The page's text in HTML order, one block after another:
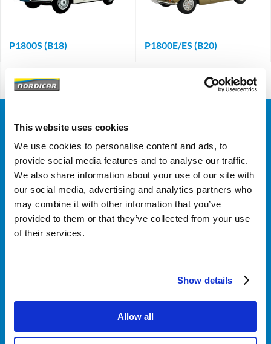
This website uses cookies
We use cookies to personalise content and ads, to
provide social media features and to analyse our traffic.
We also share information about your use of our site with
our social media, advertising and analytics partners who
may combine it with other information that you’ve
provided to them or that they’ve collected from your use
of their services.
Show details
Allow all
P1800S (B18) P1800E/ES (B20)
Über Nordicar
Geschäftlich